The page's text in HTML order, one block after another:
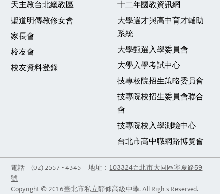
天主教台北總教區
聖道明傳教修女會
家長會
校友會
校友資料登錄
十二年國教資訊網
大學選才與高中育才輔助
系統
大學甄選入學委員會
大學入學考試中心
技專校院招生策略委員會
技專院校招生委員會聯合
會
技專院校入學測驗中心
台北市高中職網路博覽會
電話：(02) 2557 - 4345 地址： 103324台北市大同區寧夏路59
號
Copyright © 2016臺北市私立靜修高級中學. All Rights Reserved.